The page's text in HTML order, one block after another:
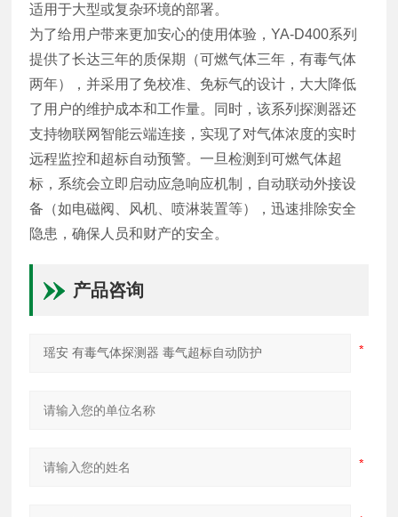
适用于大型或复杂环境的部署。
为了给用户带来更加安心的使用体验，YA-D400系列
提供了长达三年的质保期（可燃气体三年，有毒气体
两年），并采用了免校准、免标气的设计，大大降低
了用户的维护成本和工作量。同时，该系列探测器还
支持物联网智能云端连接，实现了对气体浓度的实时
远程监控和超标自动预警。一旦检测到可燃气体超
标，系统会立即启动应急响应机制，自动联动外接设
备（如电磁阀、风机、喷淋装置等），迅速排除安全
隐患，确保人员和财产的安全。
产品咨询